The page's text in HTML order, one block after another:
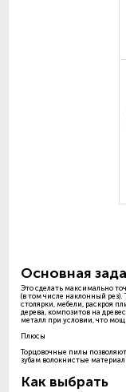
Основная
Это сделать максимально
(в том числе наклонный рез).
столярки, мебели, раскроя
дерева, композитов на
металл при условии, что
Плюсы
Торцовочные пилы
зубам волокнистые
Как выбрать